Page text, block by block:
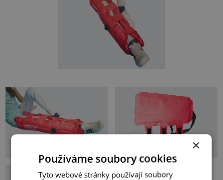
×
Používáme soubory cookies
Tyto webové stránky používají soubory